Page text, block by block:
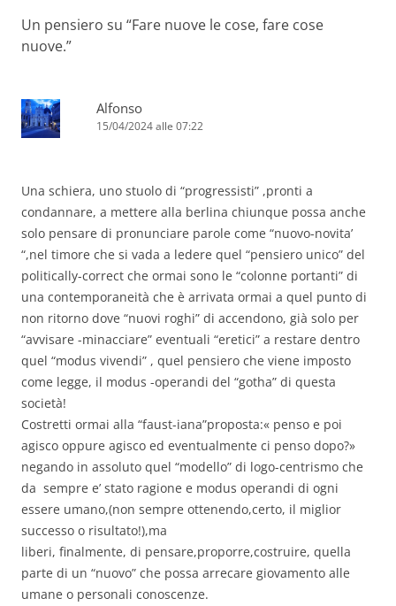
Un pensiero su “Fare nuove le cose, fare cose
nuove.”
Alfonso
15/04/2024 alle 07:22
Una schiera, uno stuolo di “progressisti” ,pronti a
condannare, a mettere alla berlina chiunque possa anche
solo pensare di pronunciare parole come “nuovo-novita’
“,nel timore che si vada a ledere quel “pensiero unico” del
politically-correct che ormai sono le “colonne portanti” di
una contemporaneità che è arrivata ormai a quel punto di
non ritorno dove “nuovi roghi” di accendono, già solo per
“avvisare -minacciare” eventuali “eretici” a restare dentro
quel “modus vivendi” , quel pensiero che viene imposto
come legge, il modus -operandi del “gotha” di questa
società!
Costretti ormai alla “faust-iana”proposta:« penso e poi
agisco oppure agisco ed eventualmente ci penso dopo?»
negando in assoluto quel “modello” di logo-centrismo che
da sempre e’ stato ragione e modus operandi di ogni
essere umano,(non sempre ottenendo,certo, il miglior
successo o risultato!),ma
liberi, finalmente, di pensare,proporre,costruire, quella
parte di un “nuovo” che possa arrecare giovamento alle
umane o personali conoscenze.